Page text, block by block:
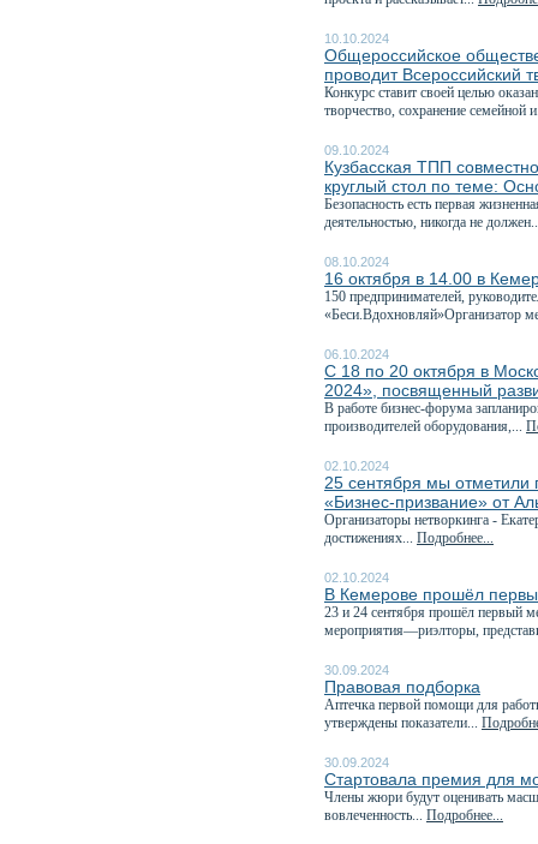
10.10.2024
Общероссийское
проводит Всероссийский
Конкурс ставит своей целью
творчество, сохранение семейной
09.10.2024
Кузбасская ТПП
круглый стол по теме:
Безопасность есть первая
деятельностью, никогда не
08.10.2024
16 октября в 14.00 в
150 предпринимателей,
«Беси.Вдохновляй»Организатор
06.10.2024
С 18 по 20 октября в
2024», посвященный
В работе бизнес-форума
производителей оборудования,...
02.10.2024
25 сентября мы отметили
«Бизнес-призвание» от
Организаторы нетворкинга -
достижениях... Подробнее...
02.10.2024
В Кемерове прошёл
23 и 24 сентября прошёл первый
мероприятия—риэлторы,
30.09.2024
Правовая подборка
Аптечка первой помощи для
утверждены показатели...
30.09.2024
Стартовала премия для
Члены жюри будут оценивать
вовлеченность... Подробнее...